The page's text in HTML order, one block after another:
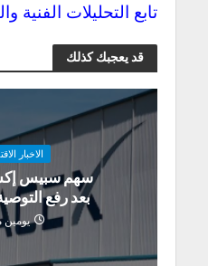
تابع التحليلات الفنية
قد يعجبك كذلك
الاخبار
بعد رفع